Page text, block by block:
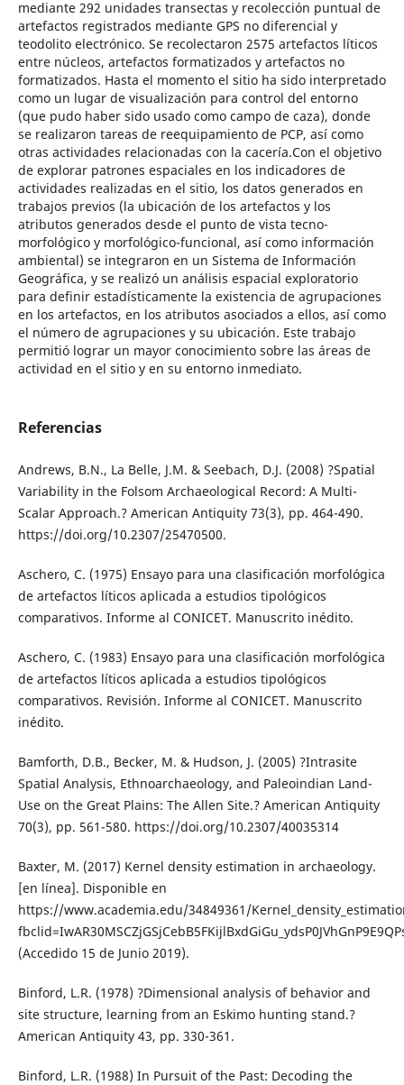
mediante 292 unidades transectas y recolección puntual de
artefactos registrados mediante GPS no diferencial y
teodolito electrónico. Se recolectaron 2575 artefactos líticos
entre núcleos, artefactos formatizados y artefactos no
formatizados. Hasta el momento el sitio ha sido interpretado
como un lugar de visualización para control del entorno
(que pudo haber sido usado como campo de caza), donde
se realizaron tareas de reequipamiento de PCP, así como
otras actividades relacionadas con la cacería.Con el objetivo
de explorar patrones espaciales en los indicadores de
actividades realizadas en el sitio, los datos generados en
trabajos previos (la ubicación de los artefactos y los
atributos generados desde el punto de vista tecno-
morfológico y morfológico-funcional, así como información
ambiental) se integraron en un Sistema de Información
Geográfica, y se realizó un análisis espacial exploratorio
para definir estadísticamente la existencia de agrupaciones
en los artefactos, en los atributos asociados a ellos, así como
el número de agrupaciones y su ubicación. Este trabajo
permitió lograr un mayor conocimiento sobre las áreas de
actividad en el sitio y en su entorno inmediato.
Referencias
Andrews, B.N., La Belle, J.M. & Seebach, D.J. (2008) ?Spatial
Variability in the Folsom Archaeological Record: A Multi-
Scalar Approach.? American Antiquity 73(3), pp. 464-490.
https://doi.org/10.2307/25470500.
Aschero, C. (1975) Ensayo para una clasificación morfológica
de artefactos líticos aplicada a estudios tipológicos
comparativos. Informe al CONICET. Manuscrito inédito.
Aschero, C. (1983) Ensayo para una clasificación morfológica
de artefactos líticos aplicada a estudios tipológicos
comparativos. Revisión. Informe al CONICET. Manuscrito
inédito.
Bamforth, D.B., Becker, M. & Hudson, J. (2005) ?Intrasite
Spatial Analysis, Ethnoarchaeology, and Paleoindian Land-
Use on the Great Plains: The Allen Site.? American Antiquity
70(3), pp. 561-580. https://doi.org/10.2307/40035314
Baxter, M. (2017) Kernel density estimation in archaeology.
[en línea]. Disponible en
https://www.academia.edu/34849361/
(Accedido 15 de Junio 2019).
Binford, L.R. (1978) ?Dimensional analysis of behavior and
site structure, learning from an Eskimo hunting stand.?
American Antiquity 43, pp. 330-361.
Binford, L.R. (1988) In Pursuit of the Past: Decoding the